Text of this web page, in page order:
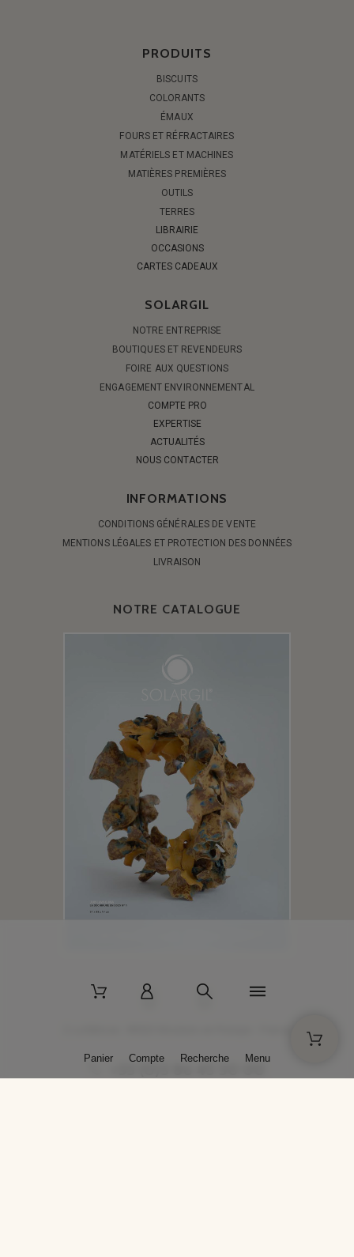
PRODUITS
BISCUITS
COLORANTS
ÉMAUX
FOURS ET RÉFRACTAIRES
MATÉRIELS ET MACHINES
MATIÈRES PREMIÈRES
OUTILS
TERRES
LIBRAIRIE
OCCASIONS
CARTES CADEAUX
SOLARGIL
NOTRE ENTREPRISE
BOUTIQUES ET REVENDEURS
FOIRE AUX QUESTIONS
ENGAGEMENT ENVIRONNEMENTAL
COMPTE PRO
EXPERTISE
ACTUALITÉS
NOUS CONTACTER
INFORMATIONS
CONDITIONS GÉNÉRALES DE VENTE
MENTIONS LÉGALES ET PROTECTION DES DONNÉES
LIVRAISON
NOTRE CATALOGUE
+33 (0)3 86 45 50 00
Panier Compte Recherche Menu